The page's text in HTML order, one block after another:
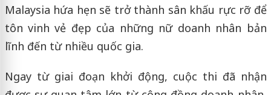
Malaysia hứa hẹn sẽ trở thành sân khấu rực rỡ để
tôn vinh vẻ đẹp của những nữ doanh nhân bản
lĩnh đến từ nhiều quốc gia.
Ngay từ giai đoạn khởi động, cuộc thi đã nhận